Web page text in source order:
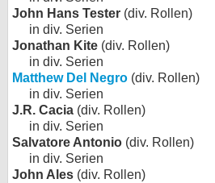
John Hans Tester (div. Rollen)
in div. Serien
Jonathan Kite (div. Rollen)
in div. Serien
Matthew Del Negro (div. Rollen)
in div. Serien
J.R. Cacia (div. Rollen)
in div. Serien
Salvatore Antonio (div. Rollen)
in div. Serien
John Ales (div. Rollen)